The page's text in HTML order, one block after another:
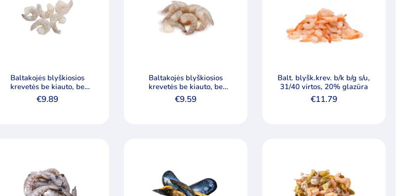
Baltakojės blyškiosios
krevetės be kiauto, be
€9.89
Baltakojės blyškiosios
krevetės be kiauto, be
galvos, nevirtos, 31/40
€9.59
Balt. blyšk.krev. b/k b/g s/u,
31/40 virtos, 20% glazūra
€11.79